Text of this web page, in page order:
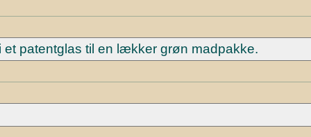
patentglas til en lækker grøn madpakke.